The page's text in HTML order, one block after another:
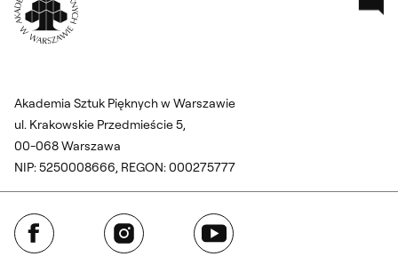
Akademia Sztuk Pięknych w Warszawie
ul. Krakowskie Przedmieście 5,
00-068 Warszawa
NIP: 5250008666, REGON: 000275777
Facebook Instagram YouTube